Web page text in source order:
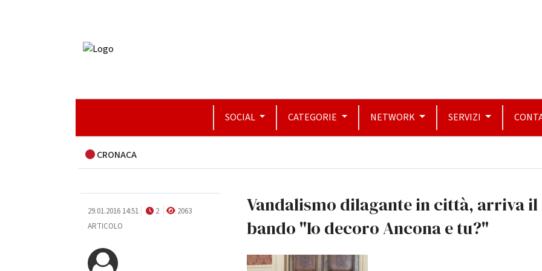
SOCIAL CATEGORIE NETWORK SERVIZI
CRONACA
29.01.2016 14:51 2
2063
ARTICOLO
Vandalismo dilagante in città, arriva il
bando "Io decoro Ancona e tu?"